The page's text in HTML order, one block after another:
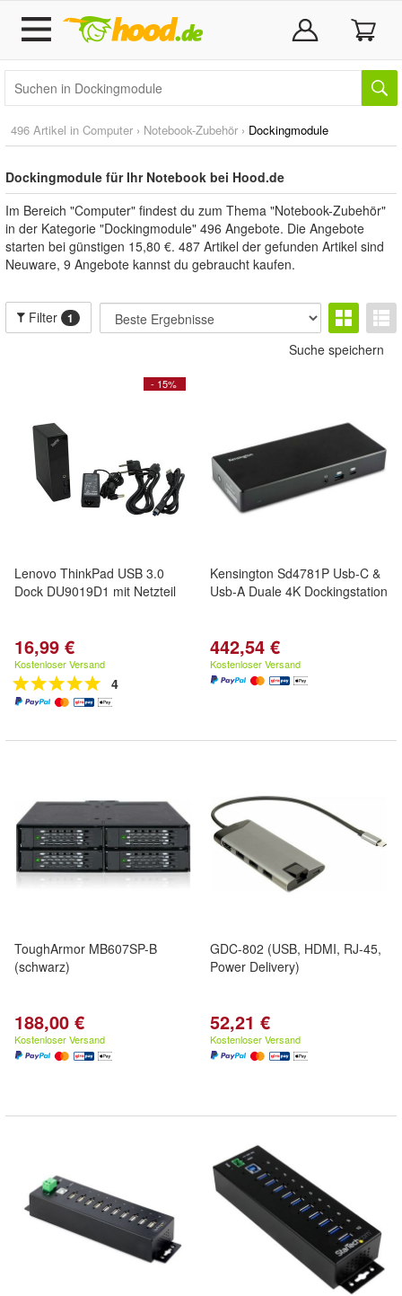
496 Artikel in Computer › Notebook-Zubehör › Dockingmodule
Dockingmodule für Ihr Notebook bei Hood.de
Im Bereich "Computer" findest du zum Thema "Notebook-Zubehör"
in der Kategorie "Dockingmodule" 496 Angebote. Die Angebote
starten bei günstigen 15,80 €. 487 Artikel der gefunden Artikel sind
Neuware, 9 Angebote kannst du gebraucht kaufen.
Filter 1
Suche speichern
- 15%
Lenovo ThinkPad USB 3.0
Dock DU9019D1 mit Netzteil
16,99 €
Kostenloser Versand
4
Kensington Sd4781P Usb-C &
Usb-A Duale 4K Dockingstation
442,54 €
Kostenloser Versand
ToughArmor MB607SP-B
(schwarz)
188,00 €
Kostenloser Versand
GDC-802 (USB, HDMI, RJ-45,
Power Delivery)
52,21 €
Kostenloser Versand